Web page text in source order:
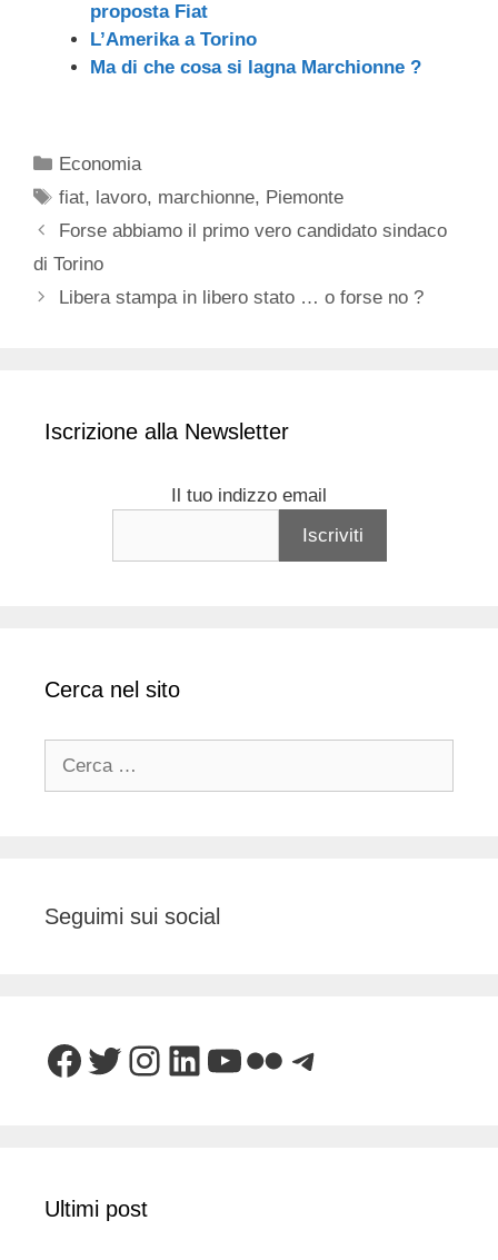
proposta Fiat
L’Amerika a Torino
Ma di che cosa si lagna Marchionne ?
Categorie
Economia
Tag
fiat, lavoro, marchionne, Piemonte
Forse abbiamo il primo vero candidato sindaco
di Torino
Libera stampa in libero stato … o forse no ?
Iscrizione alla Newsletter
Il tuo indizzo email
Cerca nel sito
Seguimi sui social
Facebook
Twitter
Instagram
LinkedIn
YouTube
FlickrTelegram
Ultimi post